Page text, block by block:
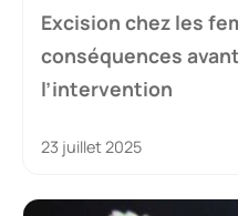
Excision chez les
conséquences
l’intervention
23 juillet 2025